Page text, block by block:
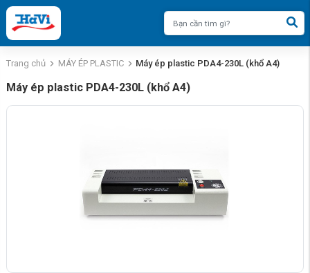
Trang chủ MÁY ÉP PLASTIC Máy ép plastic PDA4-230L (khổ A4)
Máy ép plastic PDA4-230L (khổ A4)